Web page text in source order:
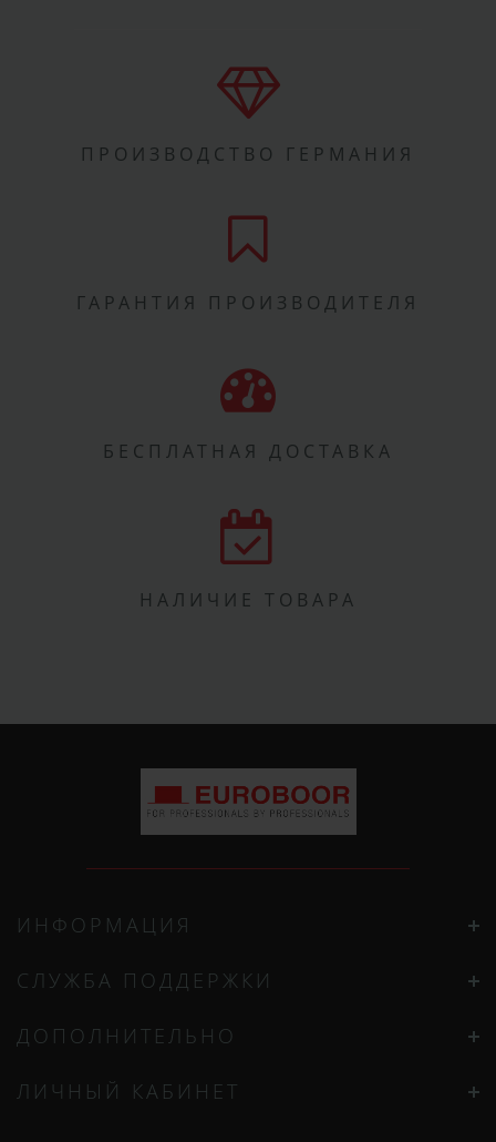
ПРОИЗВОДСТВО ГЕРМАНИЯ
ГАРАНТИЯ ПРОИЗВОДИТЕЛЯ
БЕСПЛАТНАЯ ДОСТАВКА
НАЛИЧИЕ ТОВАРА
ИНФОРМАЦИЯ
СЛУЖБА ПОДДЕРЖКИ
ДОПОЛНИТЕЛЬНО
ЛИЧНЫЙ КАБИНЕТ